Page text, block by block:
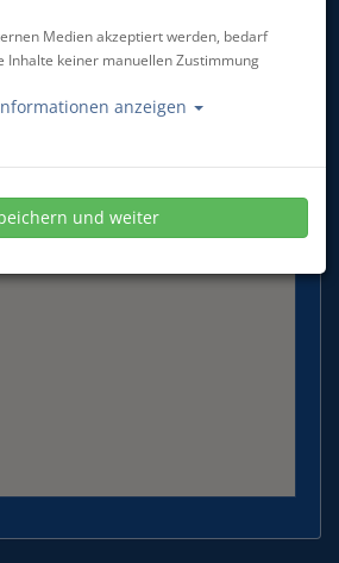
Medien akzeptiert werden, bedarf
Inhalte keiner manuellen Zustimmung
anzeigen
und weiter